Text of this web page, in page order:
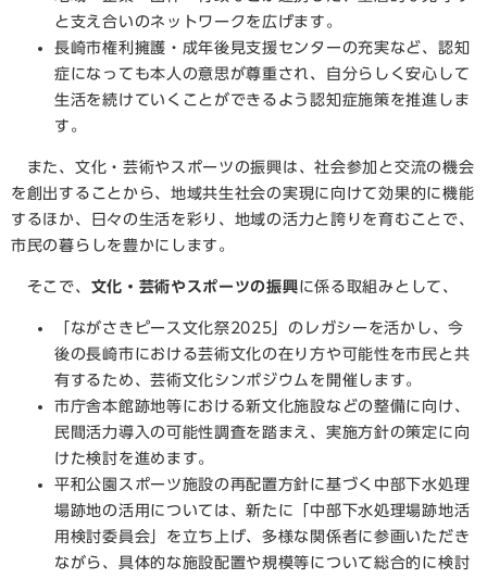
と支え合いのネットワークを広げます。
長崎市権利擁護・成年後見支援センターの充実など、認知
症になっても本人の意思が尊重され、自分らしく安心して
生活を続けていくことができるよう認知症施策を推進しま
す。
また、文化・芸術やスポーツの振興は、社会参加と交流の機会
を創出することから、地域共生社会の実現に向けて効果的に機能
するほか、日々の生活を彩り、地域の活力と誇りを育むことで、
市民の暮らしを豊かにします。
そこで、 文化・芸術やスポーツの振興に係る取組みとして、
「ながさきピース文化祭2025」のレガシーを活かし、今
後の長崎市における芸術文化の在り方や可能性を市民と共
有するため、芸術文化シンポジウムを開催します。
市庁舎本館跡地等における新文化施設などの整備に向け、
民間活力導入の可能性調査を踏まえ、実施方針の策定に向
けた検討を進めます。
平和公園スポーツ施設の再配置方針に基づく中部下水処理
場跡地の活用については、新たに「中部下水処理場跡地活
用検討委員会」を立ち上げ、多様な関係者に参画いただき
ながら、具体的な施設配置や規模等について総合的に検討